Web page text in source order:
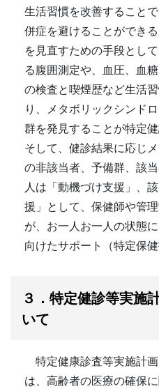
生活習慣を改善すること
併症を避けることができ
を見直すための手段とし
る腹囲測定や、血圧、血
の検査と喫煙歴など生活
り、メタボリックシンド
群を発見することが特定
そして、健診結果に応じ
の非該当者、予備群、該
人は「動機づけ支援」、
援」として、保健師や管
が、お一人お一人の状態
向けたサポート（特定保
３．特定健診等実施
いて
特定健康診査等実施計画
は、高齢者の医療の確保